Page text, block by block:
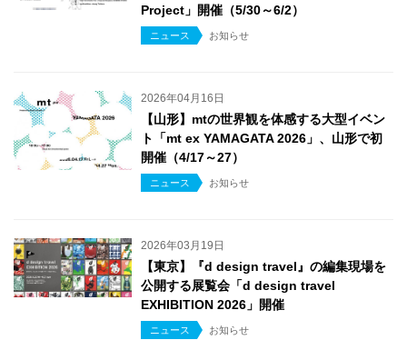
Project」開催（5/30～6/2）
ニュース お知らせ
2026年04月16日
【山形】mtの世界観を体感する大型イベン
ト「mt ex YAMAGATA 2026」、山形で初
開催（4/17～27）
ニュース お知らせ
2026年03月19日
【東京】『d design travel』の編集現場を
公開する展覧会「d design travel
EXHIBITION 2026」開催
ニュース お知らせ